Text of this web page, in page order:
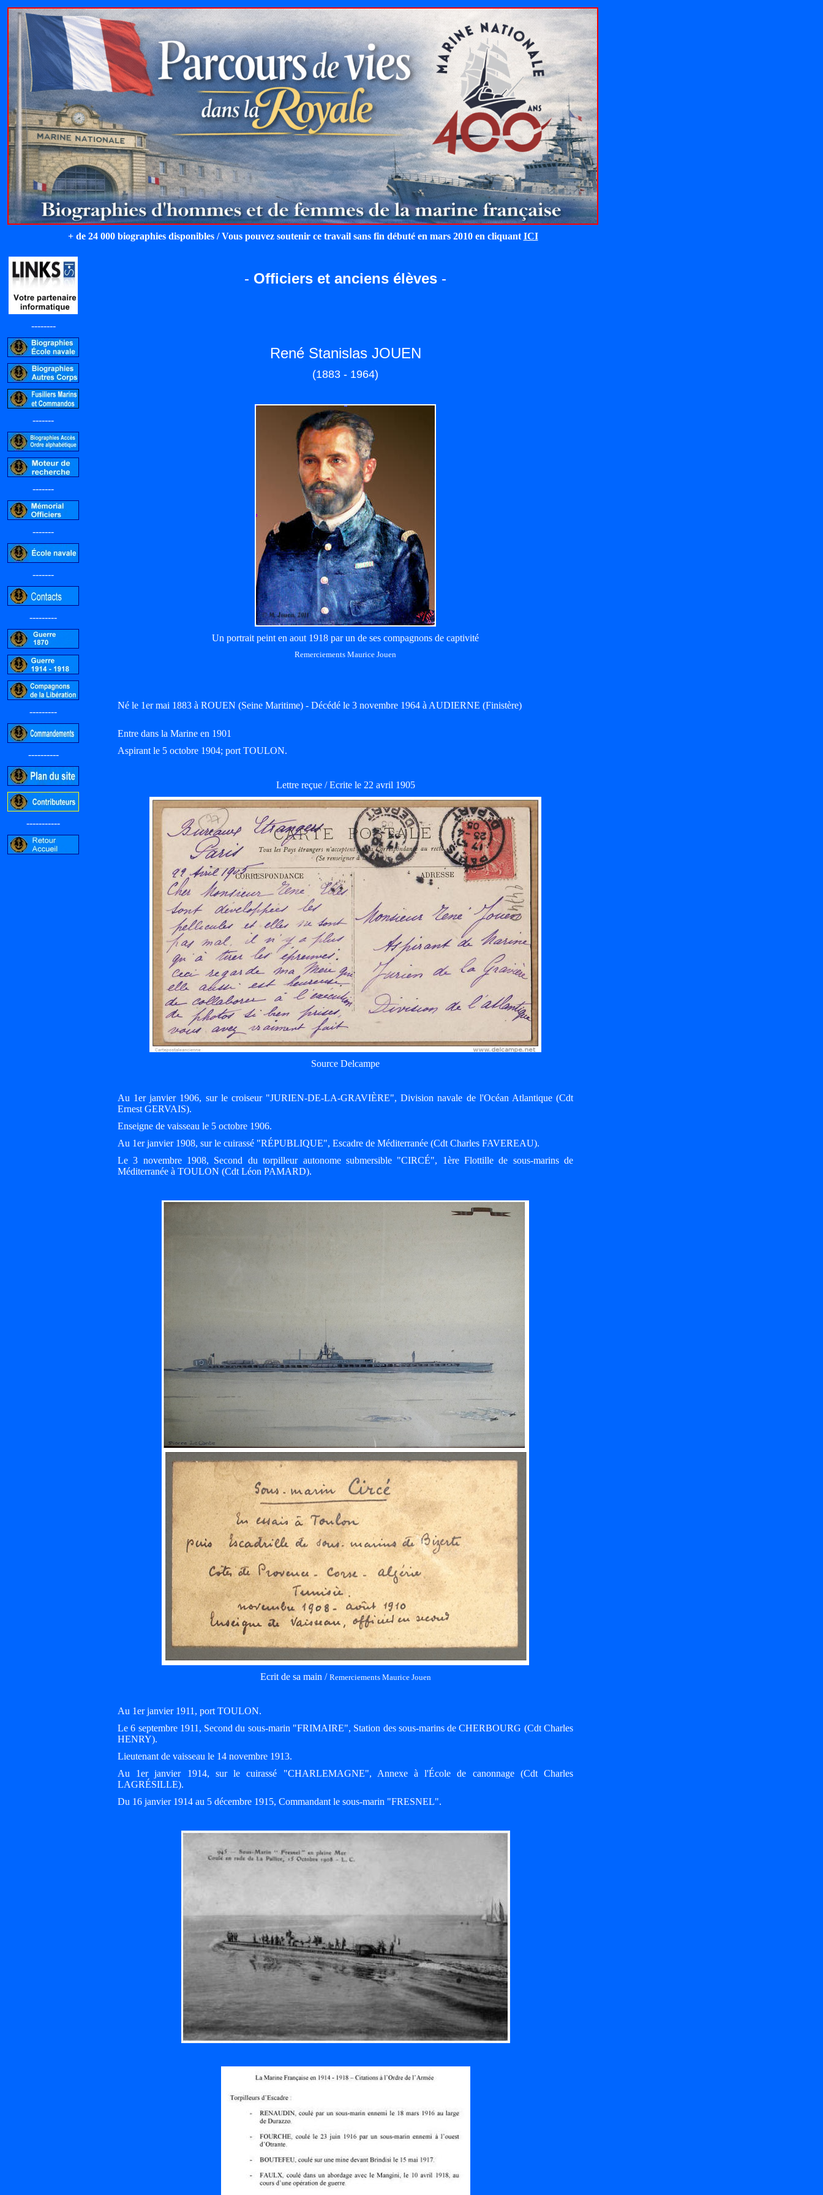
+ de 24 000 biographies disponibles / Vous pouvez soutenir ce travail sans fin débuté en mars 2010 en cliquant ICI
--------
-------
-------
-------
-------
---------
---------
----------
-----------
- Officiers et anciens élèves -
René Stanislas JOUEN
(1883 - 1964)
Un portrait peint en aout 1918 par un de ses compagnons de captivité
Remerciements Maurice Jouen
Né le 1er mai 1883 à ROUEN (Seine Maritime) - Décédé le 3 novembre 1964 à AUDIERNE (Finistère)
Entre dans la Marine en 1901
Aspirant le 5 octobre 1904; port TOULON.
Lettre reçue / Ecrite le 22 avril 1905
Source Delcampe
Au 1er janvier 1906, sur le croiseur "JURIEN-DE-LA-GRAVIÈRE", Division navale de l'Océan Atlantique (Cdt
Ernest GERVAIS).
Enseigne de vaisseau le 5 octobre 1906.
Au 1er janvier 1908, sur le cuirassé "RÉPUBLIQUE", Escadre de Méditerranée (Cdt Charles FAVEREAU).
Le 3 novembre 1908, Second du torpilleur autonome submersible "CIRCÉ", 1ère Flottille de sous-marins de
Méditerranée à TOULON (Cdt Léon PAMARD).
Ecrit de sa main / Remerciements Maurice Jouen
Au 1er janvier 1911, port TOULON.
Le 6 septembre 1911, Second du sous-marin "FRIMAIRE", Station des sous-marins de CHERBOURG (Cdt Charles
HENRY).
Lieutenant de vaisseau le 14 novembre 1913.
Au 1er janvier 1914, sur le cuirassé "CHARLEMAGNE", Annexe à l'École de canonnage (Cdt Charles
LAGRÉSILLE).
Du 16 janvier 1914 au 5 décembre 1915, Commandant le sous-marin "FRESNEL".